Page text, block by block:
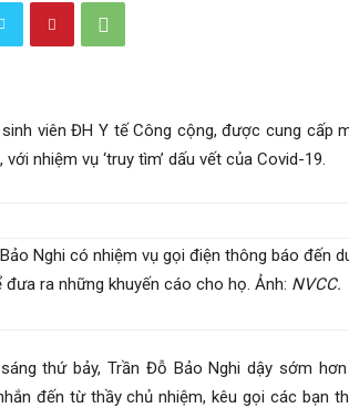
Phòng,
Tham
Hai
Phong,
sinh viên ĐH Y tế Công cộng, được cung cấp
với nhiệm vụ ‘truy tìm’ dấu vết của Covid-19.
Nghi có nhiệm vụ gọi điện thông báo đến
đưa ra những khuyến cáo cho họ. Ảnh: NVCC.
thứ bảy, Trần Đỗ Bảo Nghi dậy sớm
đến từ thầy chủ nhiệm, kêu gọi các bạn